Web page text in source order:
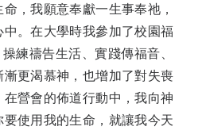
，我願意奉獻一生事奉祂，
。在大學時我參加了校園福
練禱告生活、實踐傳福音、
更渴慕神，也增加了對失喪
營會的佈道行動中，我向神
使用我的生命，就讓我今天